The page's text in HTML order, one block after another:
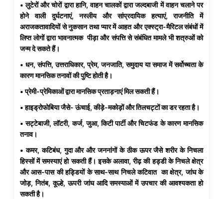
• लुटेरों और चोरों द्वारा हानि, वाहन चालकों द्वारा जल्दबाजी में वाहन चलाने पर
होने वाली दुर्घटनाएं, नस्लीय और सांप्रदायिक हत्याएं, राजनीति में
अराजकतावादियों से नुकसान तथा प्यार में आहत और एक्स्ट्रा-मैरिटल संबंधों में
लिप्त लोगों द्वारा भावनात्मक पीड़ा और संपत्ति से संबंधित मामले भी शत्रुओं को
जन्म दे सकते हैं।
• धन, संपत्ति, उत्तराधिकार, प्रेम, जनजाति, समुदाय या समाज में सर्वोच्चता के
कारण मानसिक तनावों की पुष्टि होती है।
• प्रेमी-प्रेमिकाओं द्वारा मानसिक प्रताड़नाएं मिल सकती हैं।
• हाइड्रोफोबिया जैसे- ऊंचाई, कीड़े-मकोड़ों और तिलचट्टों का डर रहता है।
• सट्टेबाजी, लॉटरी, कर्ज, जुआ, किटी पार्टी और चिटफंड के कारण मानसिक
तनाव।
• कमर, कटिबंध, गुदा और और जननांगों के ठीक ऊपर जैसे शरीर के निचला
हिस्सों में समस्याएं हो सकती हैं। इसके अलावा, रीढ़ की हड्डी के निचले क्षेत्र
और आस-पास की हड्डियों के साथ-साथ निचले कटिवात का क्षेत्र, जांघ के
जोड़, नितंब, कूल्हे, ऊपरी जांघ आदि समस्याओं में उपचार की आवश्यकता हो‌
सकती है।